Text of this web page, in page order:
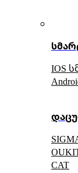
IOS
CAT